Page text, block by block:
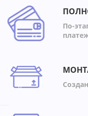
По-